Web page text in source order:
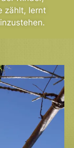
zählt, lernt